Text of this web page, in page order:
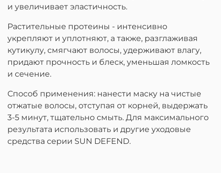
и увеличивает эластичность.
Растительные протеины - интенсивно
укрепляют и уплотняют, а также, разглаживая
кутикулу, смягчают волосы, удерживают влагу,
придают прочность и блеск, уменьшая ломкость
и сечение.
Способ применения: нанести маску на чистые
отжатые волосы, отступая от корней, выдержать
3-5 минут, тщательно смыть. Для максимального
результата использовать и другие уходовые
средства серии SUN DEFEND.